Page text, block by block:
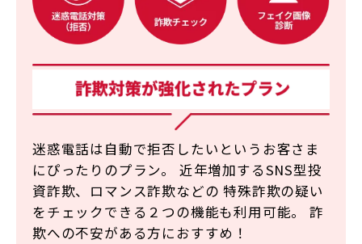
迷惑電話は自動で拒否したいというお客さま
にぴったりのプラン。
近年増加するSNS型投
資詐欺、ロマンス詐欺などの 特殊詐欺の疑い
をチェックできる２つの機能も利用可能。
詐
欺への不安がある方におすすめ！